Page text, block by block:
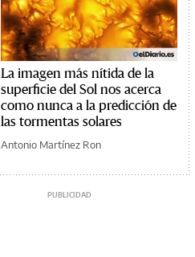
La imagen más nítida de la
superficie del Sol nos acerca
como nunca a la predicción de
las tormentas solares
Antonio Martínez Ron